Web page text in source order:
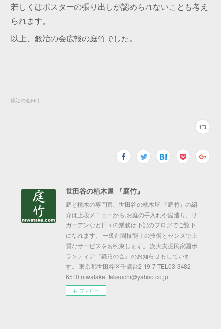
若しくはポスターの張り出しが認められないことも考え
られます。
以上、鍛冶の会広報の庭竹でした。
鍛冶の会(60)
世田谷の植木屋 『庭竹』
庭と植木の専門家、世田谷の植木屋 『庭竹』の紹
介は上段メニューから,お庭の手入れや庭造り、リ
ガーデンなど日々の業務は下記のブログでご覧下
になれます。 一級造園技能士の技術とセンスで上
質なサービスをお約束します。 次大夫掘民家園ボ
ランティア『鍛冶の会』のお知らせもしていま
す。 東京都世田谷区千歳台2-19-7 TEL03-3482-
6510 niwatake_takeuchi@yahoo.co.jp
フォロー